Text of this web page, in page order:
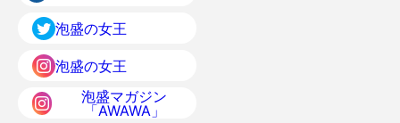
泡盛の女王
泡盛の女王
泡盛マガジン
「AWAWA」